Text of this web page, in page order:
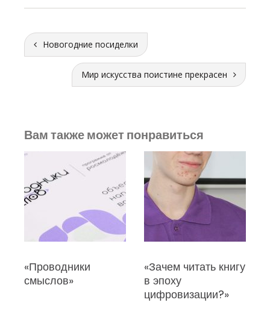
Новогодние посиделки
Мир искусства поистине прекрасен
Вам также может понравиться
«Проводники
смыслов»
«Зачем читать книгу
в эпоху
цифровизации?»